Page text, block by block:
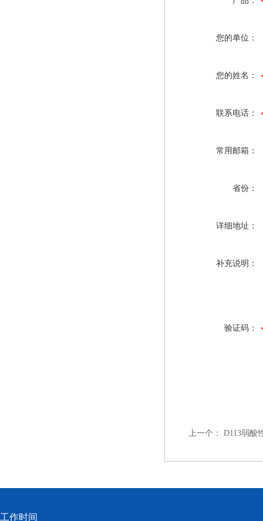
您的单位：
您的姓名：
联系电话：
常用邮箱：
省份：
详细地址：
补充说明：
验证码：
上一个： D113弱酸
工作时间